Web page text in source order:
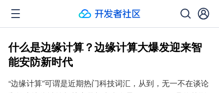
什么是边缘计算？边缘计算大爆发迎来智
能安防新时代
“边缘计算”可谓是近期热门科技词汇，从到，无一不在谈论